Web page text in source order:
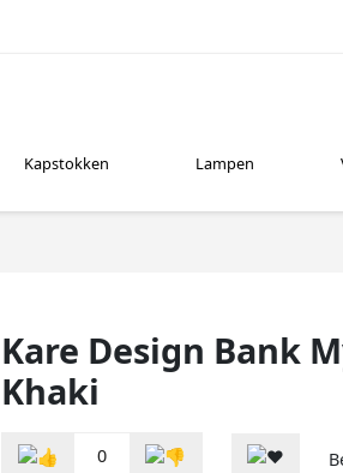
Kapstokken Lampen
Kare Design Bank
Khaki
0